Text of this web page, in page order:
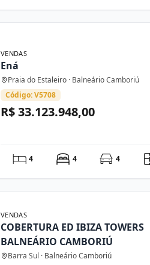
VENDAS
Ená
Praia do Estaleiro · Balneário Camboriú
Código: V5708
R$ 33.123.948,00
4 4 4
VENDAS
COBERTURA ED IBIZA TOWERS
BALNEÁRIO CAMBORIÚ
Barra Sul · Balneário Camboriú